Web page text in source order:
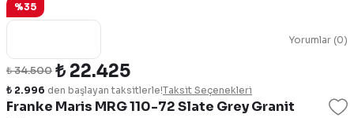
%35
Yorumlar (0)
Franke Maris MRG 110-72 Slate Grey Granit
₺ 34.500 ₺ 22.425
₺ 2.996 den başlayan taksitlerle!Taksit Seçenekleri